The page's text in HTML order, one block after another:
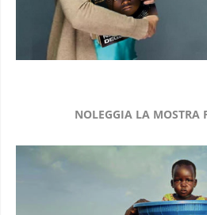
NOLEGGIA LA MOSTRA